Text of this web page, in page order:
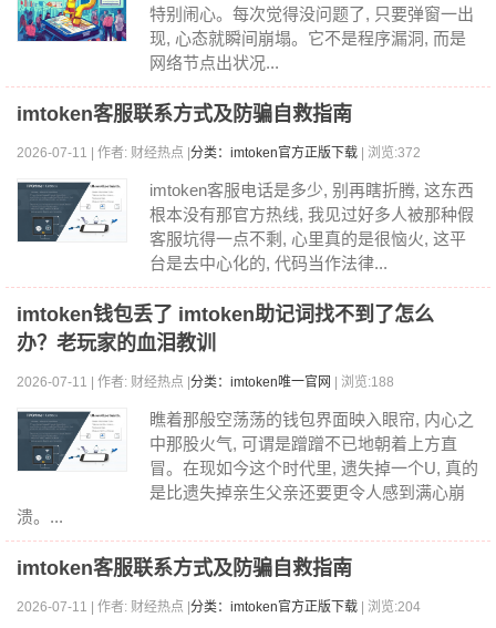
特别闹心。每次觉得没问题了, 只要弹窗一出
现, 心态就瞬间崩塌。它不是程序漏洞, 而是
网络节点出状况...
imtoken客服联系方式及防骗自救指南
2026-07-11 | 作者: 财经热点 | 分类：imtoken官方正版下载 | 浏览:372
imtoken客服电话是多少, 别再瞎折腾, 这东西
根本没有那官方热线, 我见过好多人被那种假
客服坑得一点不剩, 心里真的是很恼火, 这平
台是去中心化的, 代码当作法律...
imtoken钱包丢了 imtoken助记词找不到了怎么
办？老玩家的血泪教训
2026-07-11 | 作者: 财经热点 | 分类：imtoken唯一官网 | 浏览:188
瞧着那般空荡荡的钱包界面映入眼帘, 内心之
中那股火气, 可谓是蹭蹭不已地朝着上方直
冒。在现如今这个时代里, 遗失掉一个U, 真的
是比遗失掉亲生父亲还要更令人感到满心崩
溃。...
imtoken客服联系方式及防骗自救指南
2026-07-11 | 作者: 财经热点 | 分类：imtoken官方正版下载 | 浏览:204